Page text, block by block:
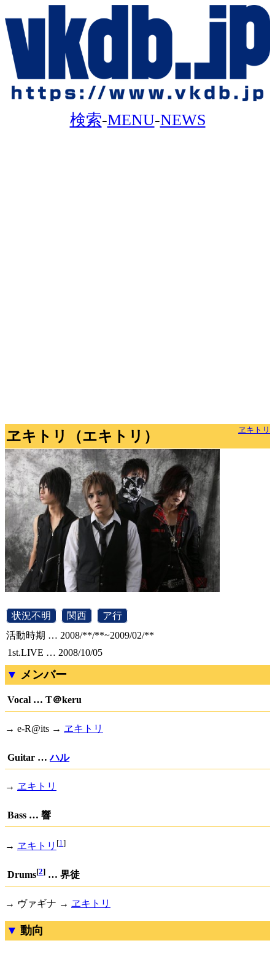
検索-MENU-NEWS
ヱキトリ
ヱキトリ（エキトリ）
状況不明 関西 ア行
活動時期 … 2008/**/**~2009/02/**
1st.LIVE … 2008/10/05
メンバー
Vocal … T＠keru
→ e-R@its → ヱキトリ
Guitar …ハル
→ ヱキトリ
Bass … 響
→ ヱキトリ [1]
Drums[2] … 界徒
→ ヴァギナ → ヱキトリ
動向